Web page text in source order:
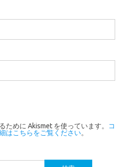
ために Akismet を使っています。
コ
はこちらをご覧ください。